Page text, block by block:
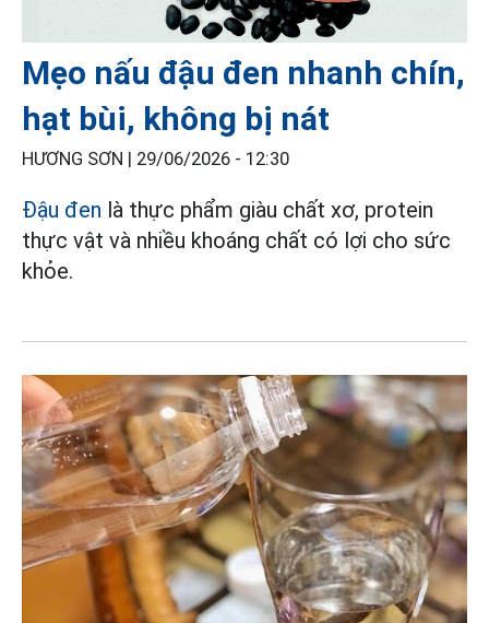
Mẹo nấu đậu đen nhanh chín,
hạt bùi, không bị nát
HƯƠNG SƠN | 29/06/2026 - 12:30
Đậu đen là thực phẩm giàu chất xơ, protein
thực vật và nhiều khoáng chất có lợi cho sức
khỏe.